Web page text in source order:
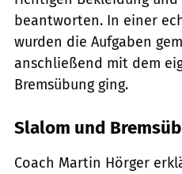
beantworten. In einer
wurden die Aufgaben
anschließend mit dem
Bremsübung ging.
Slalom und
Coach Martin Hörger